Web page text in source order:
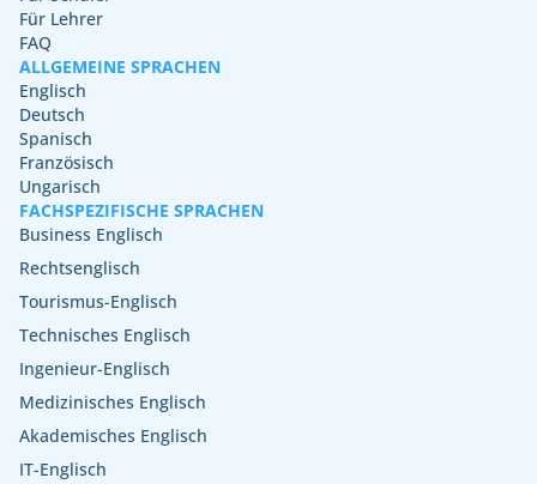
Für Lehrer
FAQ
ALLGEMEINE SPRACHEN
Englisch
Deutsch
Spanisch
Französisch
Ungarisch
FACHSPEZIFISCHE SPRACHEN
Business Englisch
Rechtsenglisch
Tourismus-Englisch
Technisches Englisch
Ingenieur-Englisch
Medizinisches Englisch
Akademisches Englisch
IT-Englisch